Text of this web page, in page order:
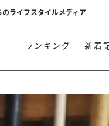
のライフスタイルメディア
ランキング 新着